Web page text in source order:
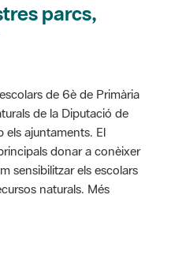
parcs,
de 6è de Primària
de la Diputació de
els ajuntaments. El
donar a conèixer
sensibilitzar els escolars
naturals. Més